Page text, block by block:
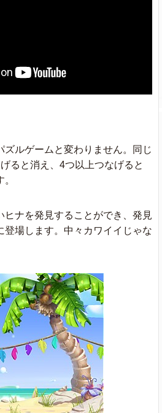
ズルゲームと変わりません。同じ
ると消え、4つ以上つなげると
ヒナを発見することができ、発見
登場します。中々カワイイじゃな